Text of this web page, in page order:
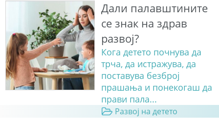
Дали палавштините
се знак на здрав
развој?
Кога детето почнува да
трча, да истражува, да
поставува безброј
прашања и понекогаш да
прави пала...
Развој на детето